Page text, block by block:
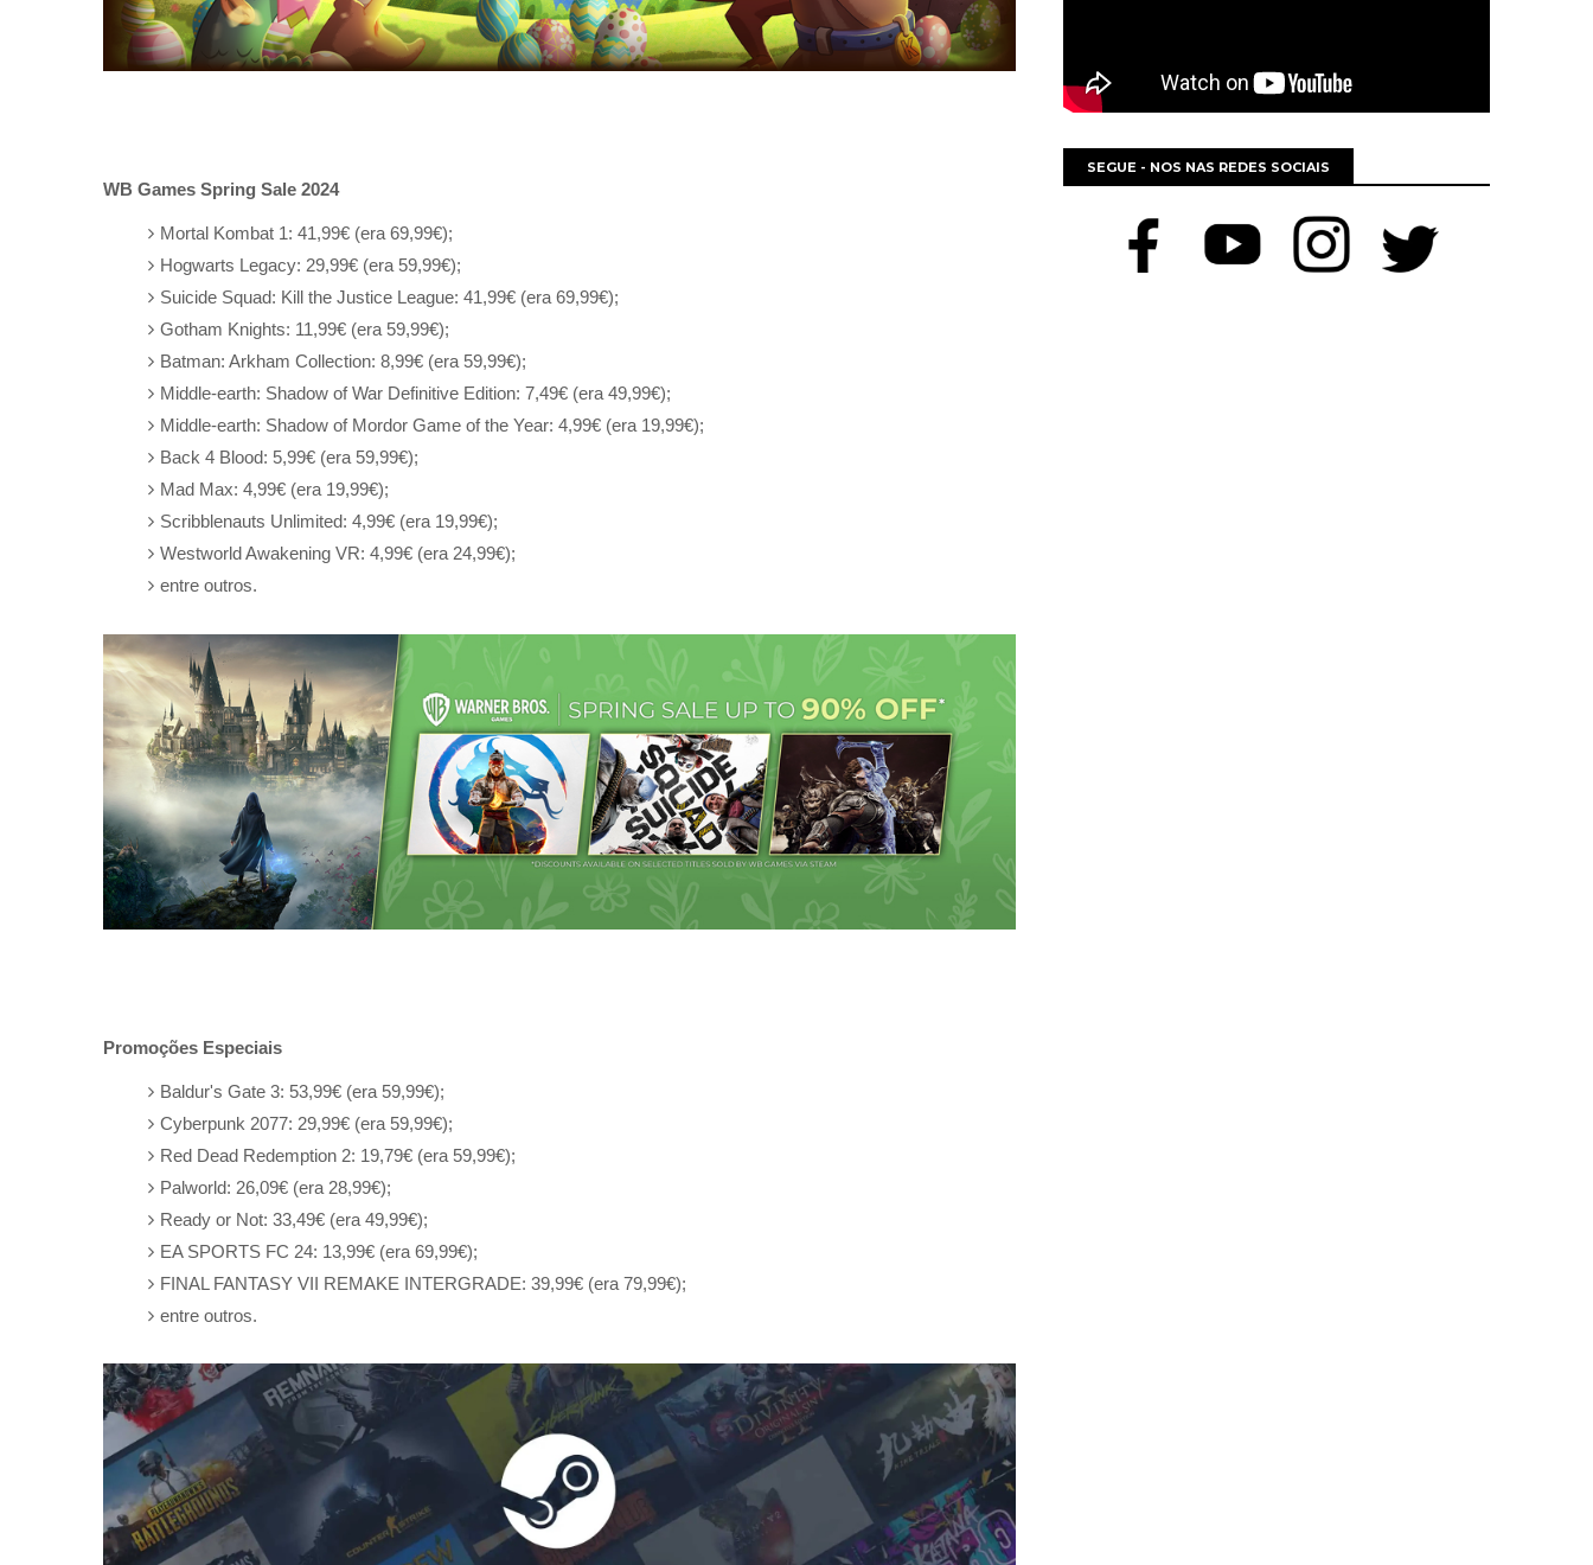
WB Games Spring Sale 2024
Mortal Kombat 1: 41,99€ (era 69,99€);
Hogwarts Legacy: 29,99€ (era 59,99€);
Suicide Squad: Kill the Justice League: 41,99€ (era 69,99€);
Gotham Knights: 11,99€ (era 59,99€);
Batman: Arkham Collection: 8,99€ (era 59,99€);
Middle-earth: Shadow of War Definitive Edition: 7,49€ (era 49,99€);
Middle-earth: Shadow of Mordor Game of the Year: 4,99€ (era 19,99€);
Back 4 Blood: 5,99€ (era 59,99€);
Mad Max: 4,99€ (era 19,99€);
Scribblenauts Unlimited: 4,99€ (era 19,99€);
Westworld Awakening VR: 4,99€ (era 24,99€);
entre outros.
Promoções Especiais
Baldur's Gate 3: 53,99€ (era 59,99€);
Cyberpunk 2077: 29,99€ (era 59,99€);
Red Dead Redemption 2: 19,79€ (era 59,99€);
Palworld: 26,09€ (era 28,99€);
Ready or Not: 33,49€ (era 49,99€);
EA SPORTS FC 24: 13,99€ (era 69,99€);
FINAL FANTASY VII REMAKE INTERGRADE: 39,99€ (era 79,99€);
entre outros.
SEGUE - NOS NAS REDES SOCIAIS